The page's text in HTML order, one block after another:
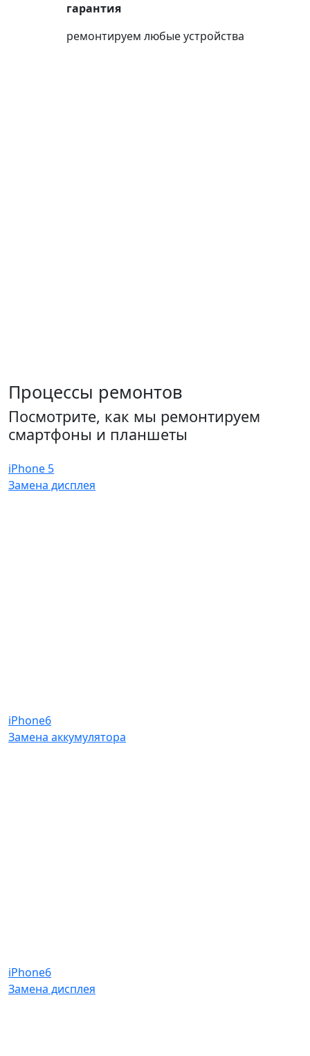
гарантия
ремонтируем любые устройства
Процессы ремонтов
Посмотрите, как мы ремонтируем
смартфоны и планшеты
iPhone 5
Замена дисплея
iPhone6
Замена аккумулятора
iPhone6
Замена дисплея